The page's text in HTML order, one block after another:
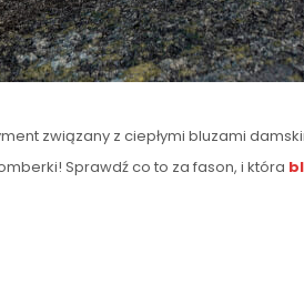
związany z ciepłymi bluzami
Sprawdź co to za fason, i która